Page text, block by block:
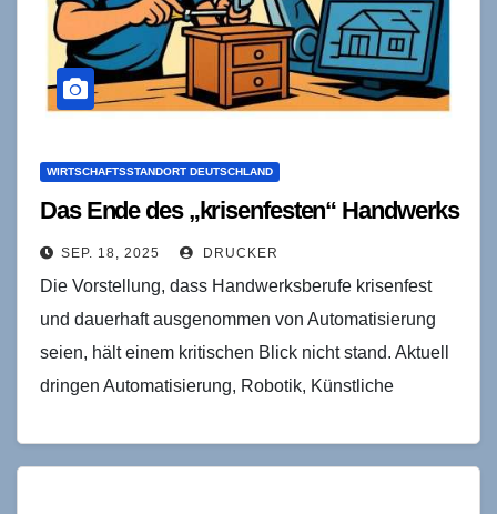
WIRTSCHAFTSSTANDORT DEUTSCHLAND
Das Ende des „krisenfesten“ Handwerks
SEP. 18, 2025 DRUCKER
Die Vorstellung, dass Handwerksberufe krisenfest
und dauerhaft ausgenommen von Automatisierung
seien, hält einem kritischen Blick nicht stand. Aktuell
dringen Automatisierung, Robotik, Künstliche